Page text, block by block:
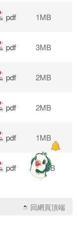
pdf 1MB
pdf 3MB
pdf 2MB
pdf 2MB
pdf 1MB
pdf 14MB
回網頁頂端